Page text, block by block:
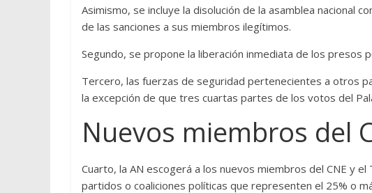
Asimismo, se incluye la disolución de la asamblea nacional
de las sanciones a sus miembros ilegítimos.
Segundo, se propone la liberación inmediata de los presos
Tercero, las fuerzas de seguridad pertenecientes a otros
la excepción de que tres cuartas partes de los votos del
Nuevos miembros del
Cuarto, la AN escogerá a los nuevos miembros del CNE y
partidos o coaliciones políticas que representen el 25% o